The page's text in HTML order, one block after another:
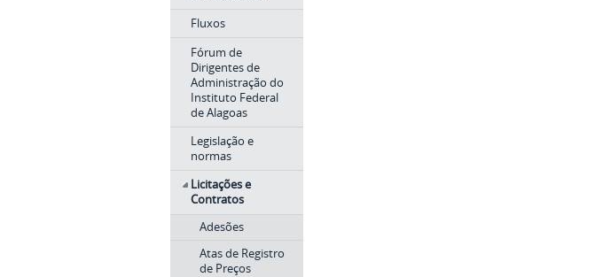
Fluxos
Fórum de
Dirigentes de
Administração do
Instituto Federal
de Alagoas
Legislação e
normas
Licitações e
Contratos
Adesões
Atas de Registro
de Preços